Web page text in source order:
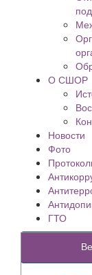
О СШОР
Новости
Фото
ГТО